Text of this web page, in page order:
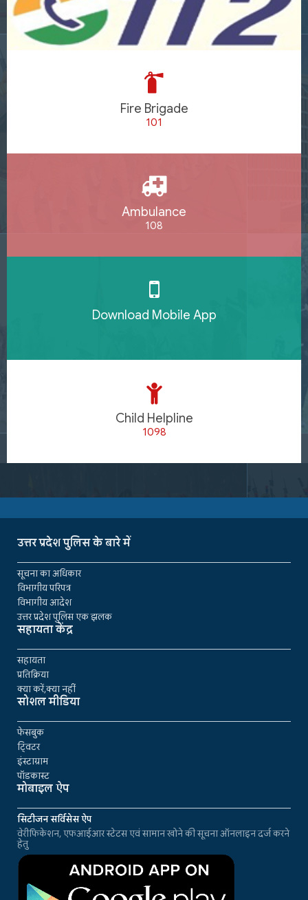
Fire Brigade
101
Ambulance
108
Download Mobile App
Child Helpline
1098
उत्तर प्रदेश पुलिस के बारे में
सूचना का अधिकार
विभागीय परिपत्र
विभागीय आदेश
उत्तर प्रदेश पुलिस एक झलक
सहायता केंद्र
सहायता
प्रतिक्रिया
क्या करें,क्या नहीं
सोशल मीडिया
फेसबुक
ट्विटर
इंस्टाग्राम
पॉडकास्ट
मोबाइल ऐप
सिटीजन सर्विसेस ऐप
वेरीफिकेशन, एफआईआर स्टेटस एवं सामान खोने की सूचना ऑनलाइन दर्ज करने
हेतु